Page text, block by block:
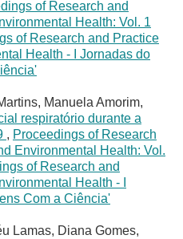
of Research and
Health: Vol. 1
of Research and Practice
Health - I Jornadas do
Manuela Amorim,
respiratório durante a
, Proceedings of Research
Environmental Health: Vol.
of Research and
Health - I
Com a Ciência'
Lamas, Diana Gomes,